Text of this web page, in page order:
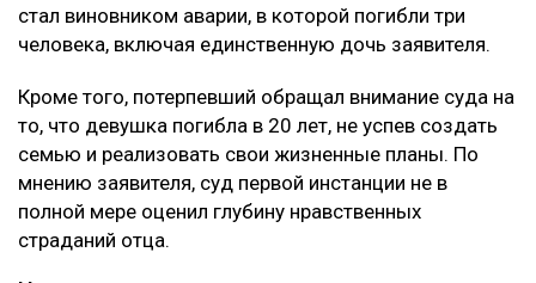
стал виновником аварии, в которой погибли три
человека, включая единственную дочь заявителя.
Кроме того, потерпевший обращал внимание суда на
то, что девушка погибла в 20 лет, не успев создать
семью и реализовать свои жизненные планы. По
мнению заявителя, суд первой инстанции не в
полной мере оценил глубину нравственных
страданий отца.